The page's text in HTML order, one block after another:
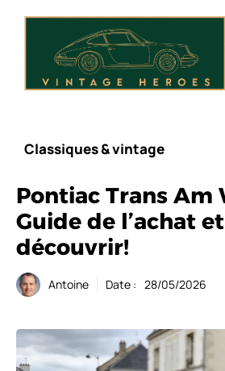
Classiques & vintage
Pontiac Trans Am
Guide de l’achat
découvrir!
Antoine Date : 28/05/2026